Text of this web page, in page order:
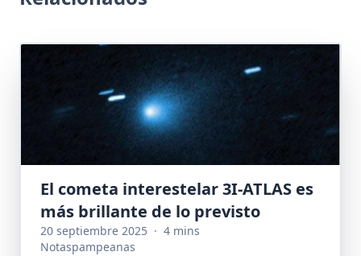
El cometa interestelar 3I-ATLAS es
más brillante de lo previsto
20 septiembre 2025 · 4 mins
Notaspampeanas